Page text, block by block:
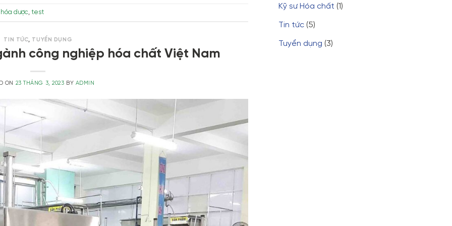
dược, test
TIN TỨC, TUYỂN DỤNG
công nghiệp hóa chất Việt Nam
ON 23 THÁNG 3, 2023 BY ADMIN
Kỹ sư Hóa chất (1)
Tin tức(5)
Tuyển dụng (3)